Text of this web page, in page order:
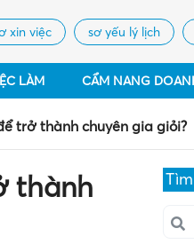
xin việc sơ yếu lý lịch
LÀM CẨM NANG
trở thành chuyên gia giỏi?
thành